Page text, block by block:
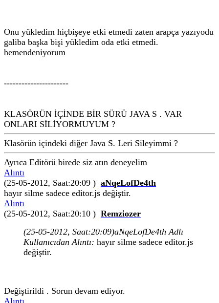
Onu yükledim hiçbişeye etki etmedi zaten arapça yazıyodu
galiba başka bişi yükledim oda etki etmedi.
hemendeniyorum
----------------------
KLASÖRÜN İÇİNDE BİR SÜRÜ JAVA S . VAR
ONLARI SİLİYORMUYUM ?
Klasörün içindeki diğer Java S. Leri Sileyimmi ?
Ayrıca Editörü birede siz atın deneyelim
Alıntı
(25-05-2012, Saat:20:09 ) aNqeLofDe4th
hayır silme sadece editor.js değiştir.
Alıntı
(25-05-2012, Saat:20:10 ) Remziozer
(25-05-2012, Saat:20:09)aNqeLofDe4th Adlı
Kullanıcıdan Alıntı: hayır silme sadece editor.js
değiştir.
Değiştirildi . Sorun devam ediyor.
Alıntı